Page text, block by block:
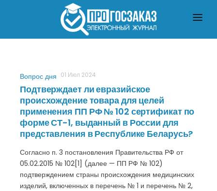
ГЛАВНАЯО ЗАКУПКАХ ПО ЗАКОНУ № 223-ФЗ
Вопрос дня 01 Июл 2024
Подтверждает ли евразийское
происхождение товара для целей
применения ПП РФ № 102 сертификат по
форме СТ-1, выданный в России для
представления в Республике Беларусь?
Согласно п. 3 постановления Правительства РФ от
05.02.2015 № 102[1] (далее — ПП РФ № 102)
подтверждением страны происхождения медицинских
изделий, включенных в перечень № 1 и перечень № 2,